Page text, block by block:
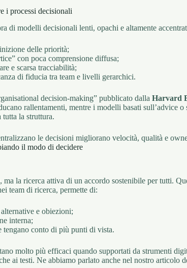
i processi decisionali
di modelli decisionali lenti, opachi e altamente
delle priorità;
con poca comprensione diffusa;
e scarsa tracciabilità;
di fiducia tra team e livelli gerarchici.
decision-making” pubblicato dalla Harvard
rallentamenti, mentre i modelli basati sull’advice
la struttura.
le decisioni migliorano velocità, qualità e
il modo di decidere
ma la ricerca attiva di un accordo sostenibile per tutti.
team di ricerca, permette di:
e obiezioni;
interna;
tengano conto di più punti di vista.
molto più efficaci quando supportati da strumenti
ai testi. Ne abbiamo parlato anche nel nostro articolo